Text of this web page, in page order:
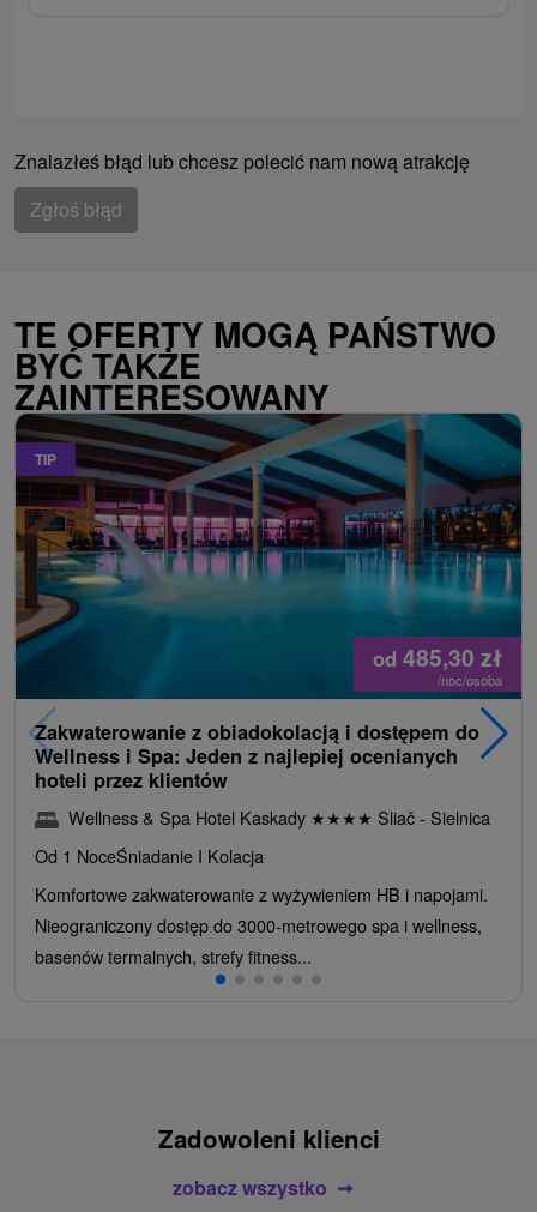
Znalazłeś błąd lub chcesz polecić nam nową atrakcję
Zgłoś błąd
TE OFERTY MOGĄ PAŃSTWO
BYĆ TAKŻE
ZAINTERESOWANY
TIP
od 485,30 zł
/noc/osoba
Zakwaterowanie z obiadokolacją i dostępem do
Wellness i Spa: Jeden z najlepiej ocenianych
hoteli przez klientów
Wellness & Spa Hotel Kaskady ★★★★ Sliač - Sielnica
Od 1 NoceŚniadanie I Kolacja
Komfortowe zakwaterowanie z wyżywieniem HB i napojami.
Nieograniczony dostęp do 3000-metrowego spa i wellness,
basenów termalnych, strefy fitness...
Zadowoleni klienci
zobacz wszystko